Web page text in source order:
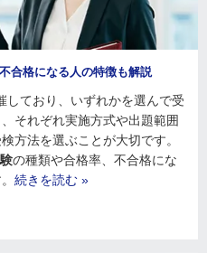
合格になる人の特徴も解説
しており、いずれかを選んで受
それぞれ実施方式や出題範囲
方法を選ぶことが大切です。
の種類や合格率、不合格にな
続きを読む »